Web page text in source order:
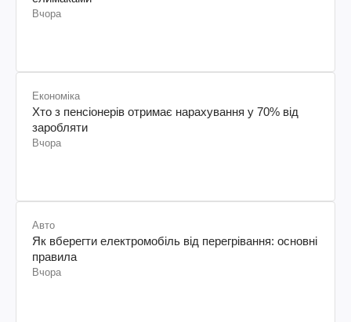
Вчора
Економіка
Хто з пенсіонерів отримає нарахування у 70% від
заробляти
Вчора
Авто
Як вберегти електромобіль від перегрівання: основні
правила
Вчора